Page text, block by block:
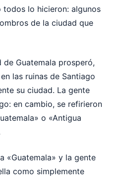
todos lo hicieron: algunos
de la ciudad que
Guatemala prosperó,
las ruinas de Santiago
su ciudad. La gente
en cambio, se refirieron
o «Antigua
«Guatemala» y la gente
como simplemente